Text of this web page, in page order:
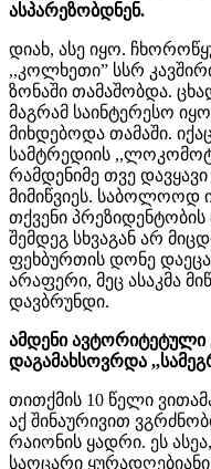
ასპარეზობდნენ.
დიახ, ასე იყო.
,,კოლხეთი” სსრ
ზონაში თამაშობდა.
მაგრამ საინტერესო
მიხდებოდა თამაში.
სამტრედიის
რამდენიმე თვე
მიმიწვიეს. საბოლოოდ
თქვენი
შემდეგ სხვაგან არ
ფეხბურთის დონე
არაფერი, მეც ასაკმა
დავბრუნდი.
ამდენი ავტორიტეტული
დაგამახსოვრდა
თითქმის 10 წელი
აქ შინაურივით
რაიონის ყადრი. ეს
საოცარი